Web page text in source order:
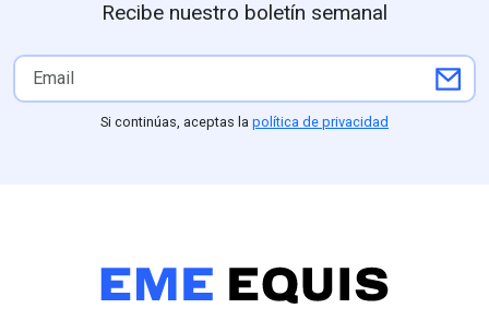
Recibe nuestro boletín semanal
Si continúas, aceptas la política de privacidad